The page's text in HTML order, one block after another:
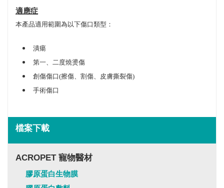
適應症
本產品適用範圍為以下傷口類型：
潰瘍
第一、二度燒燙傷
創傷傷口(擦傷、割傷、皮膚撕裂傷)
手術傷口
檔案下載
ACROPET 寵物醫材
膠原蛋白生物膜